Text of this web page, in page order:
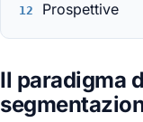
Prospettive
Il paradigma